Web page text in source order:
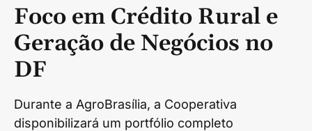
Foco em Crédito Rural e
Geração de Negócios no
DF
Durante a AgroBrasília, a Cooperativa
disponibilizará um portfólio completo